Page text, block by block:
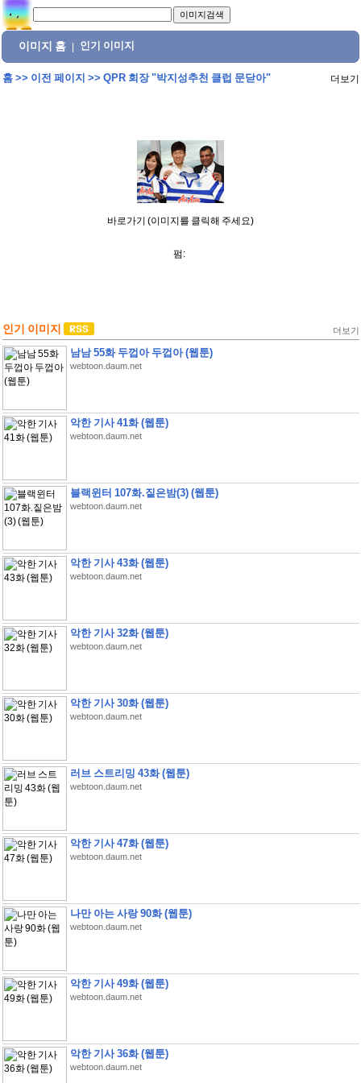
이미지 홈 인기 이미지
홈>> 이전 페이지 >> QPR 회장 "박지성추천 클럽 문닫아" 더보기
바로가기 (이미지를 클릭해 주세요)
펌:
인기 이미지 더보기
남남 55화 두껍아 두껍아 (웹툰)
webtoon.daum.net
악한 기사 41화 (웹툰)
webtoon.daum.net
블랙윈터 107화.짙은밤(3) (웹툰)
webtoon.daum.net
악한 기사 43화 (웹툰)
webtoon.daum.net
악한 기사 32화 (웹툰)
webtoon.daum.net
악한 기사 30화 (웹툰)
webtoon.daum.net
러브 스트리밍 43화 (웹툰)
webtoon.daum.net
악한 기사 47화 (웹툰)
webtoon.daum.net
나만 아는 사랑 90화 (웹툰)
webtoon.daum.net
악한 기사 49화 (웹툰)
webtoon.daum.net
악한 기사 36화 (웹툰)
webtoon.daum.net